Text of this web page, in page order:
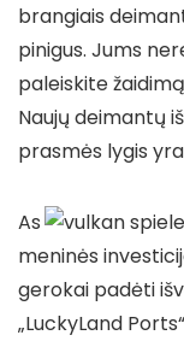
brangiais
pinigus. Jums
paleiskite
Naujų deimantų
prasmės lygis
As
meninės
gerokai padėti
„LuckyLand